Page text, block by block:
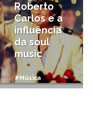
Roberto
Carlos e a
influência
da soul
music
#Música